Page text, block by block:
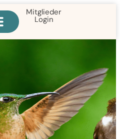
Mitglieder
Login